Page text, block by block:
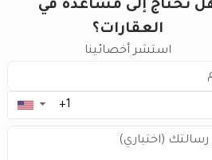
تحتاج إلى مساعدة في
العقارات؟
استشر أخصائينا
▼